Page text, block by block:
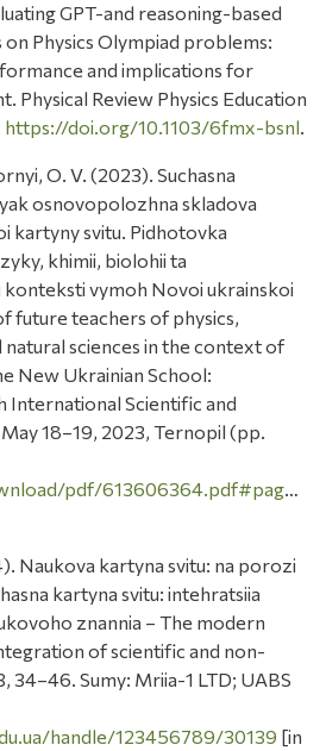
GPT-and reasoning-based
on Physics Olympiad problems:
and implications for
Physical Review Physics Education
https://doi.org/10.1103/6fmx-bsnl.
O. V. (2023). Suchasna
osnovopolozhna skladova
kartyny svitu. Pidhotovka
khimii, biolohii ta
vymoh Novoi ukrainskoi
future teachers of physics,
sciences in the context of
New Ukrainian School:
International Scientific and
18–19, 2023, Ternopil (pp.
pdf/613606364.pdf#page=293
Naukova kartyna svitu: na porozi
kartyna svitu: intehratsiia
znannia – The modern
of scientific and non-
34–46. Sumy: Mriia-1 LTD; UABS
handle/123456789/30139 [in